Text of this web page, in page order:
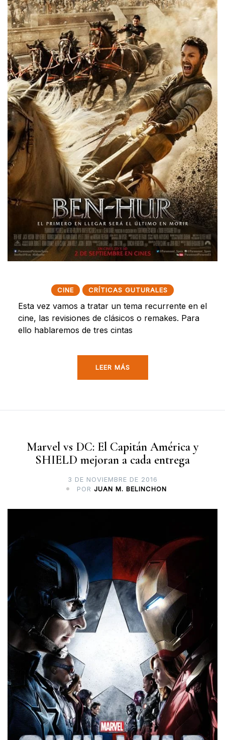
CINE CRÍTICAS GUTURALES
Esta vez vamos a tratar un tema recurrente en el
cine, las revisiones de clásicos o remakes. Para
ello hablaremos de tres cintas
LEER MÁS
Marvel vs DC: El Capitán América y
SHIELD mejoran a cada entrega
3 DE NOVIEMBRE DE 2016
POR JUAN M. BELINCHON